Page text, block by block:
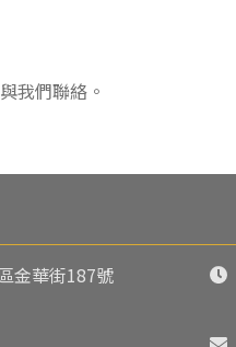
我們聯絡。
金華街187號